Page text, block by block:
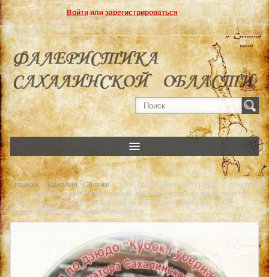
Войтиили зарегистрироваться
Главная » Сахалин»Значки » 10-й Традиционный турнир по дзюдо
"Кубок губернатора Сахалинской области" посвященный памяти
губернатора Сахалинской области И.П. Фархутдинова. 27-28
октября 2007 года. Южно-Сахалинск